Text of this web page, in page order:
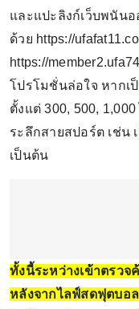
และแปะลิงก์เว็บพนัน
ด้วย https://
https://
โปรโมชั่นล่อใจ หากเ
ตั้งแต่ 300, 500,
ระลึกสายสปอร์ต เช่น
เป็นต้น
ทั้งนี้ระหว่างเข้าตรว
หลังจากไลฟ์สดฟุตบอ